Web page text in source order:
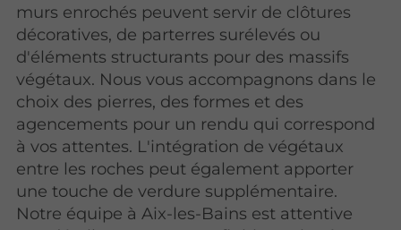
murs enrochés peuvent servir de clôtures
décoratives, de parterres surélevés ou
d'éléments structurants pour des massifs
végétaux. Nous vous accompagnons dans le
choix des pierres, des formes et des
agencements pour un rendu qui correspond
à vos attentes. L'intégration de végétaux
entre les roches peut également apporter
une touche de verdure supplémentaire.
Notre équipe à Aix-les-Bains est attentive